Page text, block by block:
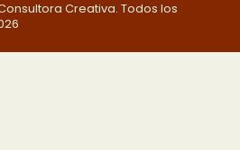
Creativa. Todos los